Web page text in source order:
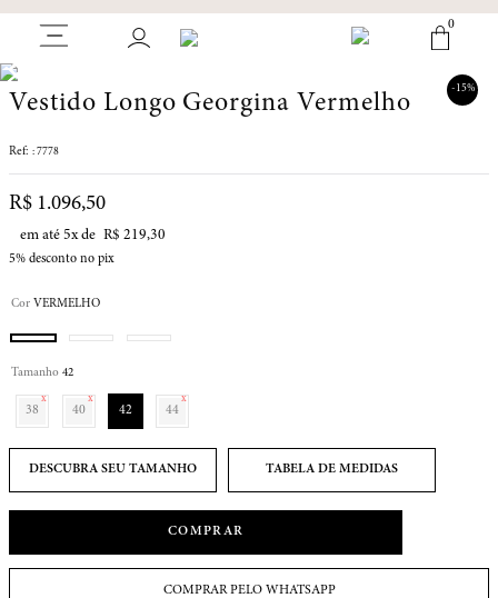
0
- 15%
Vestido Longo Georgina Vermelho
: 7778
R$ 1.096,50
em até 5x de R$ 219,30
5% desconto no pix
Cor VERMELHO
Tamanho 42
38 40 42 44
TABELA DE MEDIDAS
COMPRAR
COMPRAR PELO WHATSAPP